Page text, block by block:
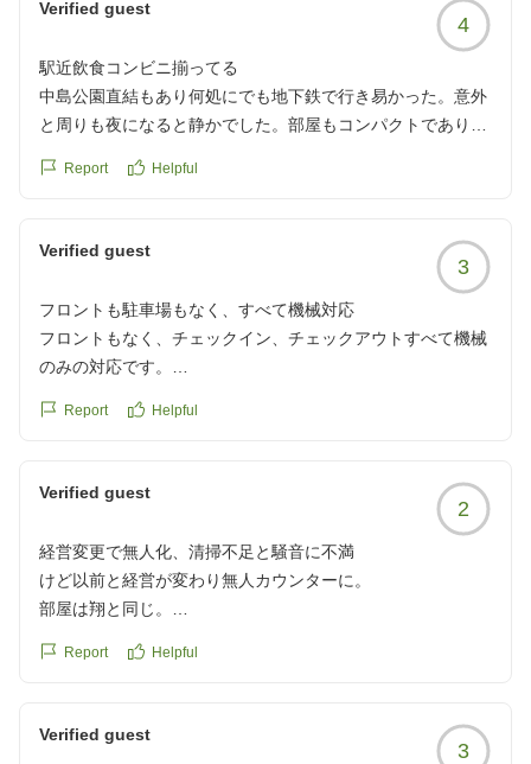
Verified guest
4
駅近飲食コンビニ揃ってる
中島公園直結もあり何処にでも地下鉄で行き易かった。意外
と周りも夜になると静かでした。部屋もコンパクトでありつ
また利用したいと思います。
Report Helpful
Verified guest
3
フロントも駐車場もなく、すべて機械対応
フロントもなく、チェックイン、チェックアウトすべて機械
のみの対応です。
専用、提携駐車場はありません。
Report Helpful
Verified guest
2
経営変更で無人化、清掃不足と騒音に不満
けど以前と経営が変わり無人カウンターに。
部屋は翔と同じ。
壁が薄くて丸聞こえ
Report Helpful
Verified guest
3